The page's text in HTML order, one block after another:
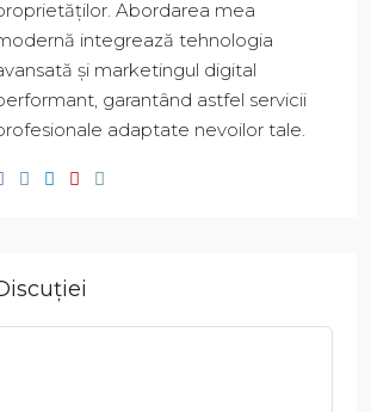
Abordarea mea
integrează tehnologia
și marketingul digital
garantând astfel servicii
adaptate nevoilor tale.